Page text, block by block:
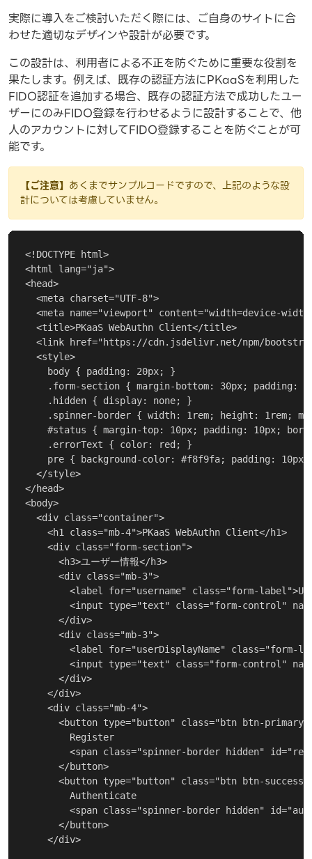
実際に導入をご検討いただく際には、ご自身のサイトに合
わせた適切なデザインや設計が必要です。
この設計は、利用者による不正を防ぐために重要な役割を
果たします。例えば、既存の認証方法にPKaaSを利用した
FIDO認証を追加する場合、既存の認証方法で成功したユー
ザーにのみFIDO登録を行わせるように設計することで、他
人のアカウントに対してFIDO登録することを防ぐことが可
能です。
【ご注意】 あくまでサンプルコードですので、上記のような設
計については考慮していません。
<!DOCTYPE html>
<html lang="ja">
<head>
  <meta charset="UTF-8">
<meta name="viewport" content="width=device-
  <title>PKaaS WebAuthn Client</title>
<link href="https://cdn.jsdelivr.net/npm/
  <style>
    body { padding: 20px; }
.form-section { margin-bottom: 30px; padding:
    .hidden { display: none; }
.spinner-border { width: 1rem; height: 1rem;
#status { margin-top: 10px; padding: 10px;
    .errorText { color: red; }
pre { background-color: #f8f9fa; padding:
  </style>
</head>
<body>
  <div class="container">
    <h1 class="mb-4">PKaaS WebAuthn Client</h1>
    <div class="form-section">
      <h3>ユーザー情報</h3>
      <div class="mb-3">
<label for="username" class="form-
<input type="text" class="form-control"
      </div>
      <div class="mb-3">
<label for="userDisplayName" class="form-
<input type="text" class="form-control"
      </div>
    </div>
    <div class="mb-4">
<button type="button" class="btn btn-
        Register
<span class="spinner-border hidden"
      </button>
<button type="button" class="btn btn-
        Authenticate
<span class="spinner-border hidden"
      </button>
    </div>